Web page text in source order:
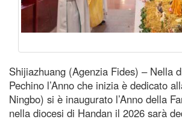
Shijiazhuang (Agenzia Fides) – Nella
Pechino l’Anno che inizia è dedicato
Ningbo) si è inaugurato l’Anno della
nella diocesi di Handan il 2026 sarà